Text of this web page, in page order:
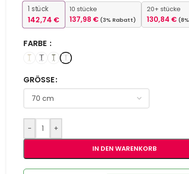
1 stück
142,74 €
10 stücke
137,98 € (3% Rabatt)
20+ stücke
130,84 €
FARBE
GRÖSSE
- +
IN DEN WARENKORB